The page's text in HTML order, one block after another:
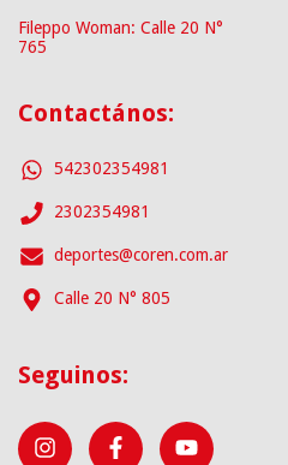
Fileppo Woman: Calle 20 N°
765
Contactános:
542302354981
2302354981
deportes@coren.com.ar
Calle 20 N° 805
Seguinos: